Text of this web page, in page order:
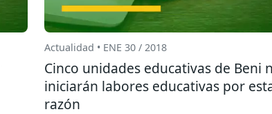
Actualidad • ENE 30 / 2018
Cinco unidades educativas de Beni
iniciarán labores educativas por
razón